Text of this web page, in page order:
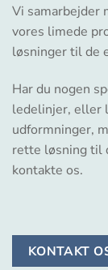
Vi samarbejder
vores limede
løsninger til de
Har du nogen
ledelinjer, eller
udformninger,
rette løsning til
kontakte os.
KONTAKT